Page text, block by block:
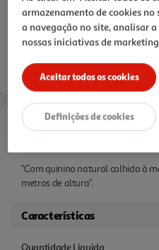
"Com quinino natural colhido à
metros de altura".
Características
Quantidade Liquida
armazenamento de cookies
a navegação no site, analisar
nossas iniciativas de
Aceitar todos os cookies
Definições de cookies